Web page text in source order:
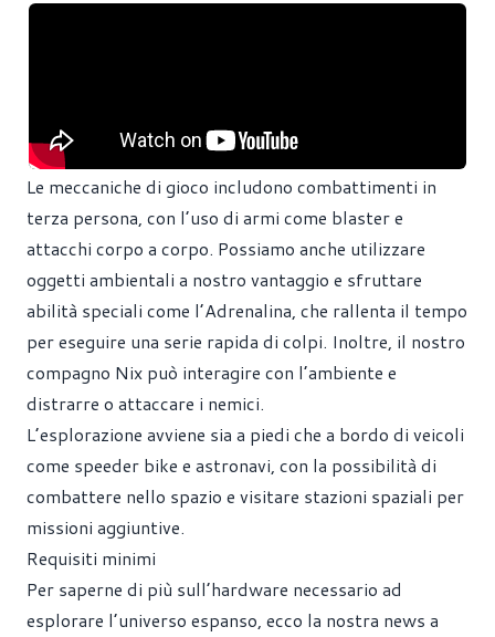
Le meccaniche di gioco includono combattimenti in
terza persona, con l’uso di armi come blaster e
attacchi corpo a corpo. Possiamo anche utilizzare
oggetti ambientali a nostro vantaggio e sfruttare
abilità speciali come l’Adrenalina, che rallenta il tempo
per eseguire una serie rapida di colpi. Inoltre, il nostro
compagno Nix può interagire con l’ambiente e
distrarre o attaccare i nemici.
L’esplorazione avviene sia a piedi che a bordo di veicoli
come speeder bike e astronavi, con la possibilità di
combattere nello spazio e visitare stazioni spaziali per
missioni aggiuntive.
Requisiti minimi
Per saperne di più sull’hardware necessario ad
esplorare l’universo espanso, ecco la nostra news a